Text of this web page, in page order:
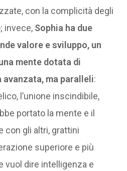
con la complicità degli
invece, Sophia ha due
valore e sviluppo, un
mente dotata di
ma paralleli:
l’unione inscindibile,
portato la mente e il
con gli altri, grattini
superiore e più
vuol dire intelligenza e